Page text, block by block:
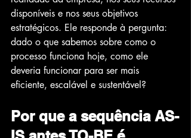
disponíveis e nos seus objetivos
estratégicos. Ele responde à pergunta:
dado o que sabemos sobre como o
processo funciona hoje, como ele
deveria funcionar para ser mais
eficiente, escalável e sustentável?
Por que a sequência AS-